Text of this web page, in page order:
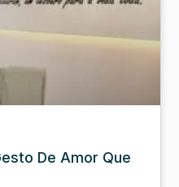
De Amor Que